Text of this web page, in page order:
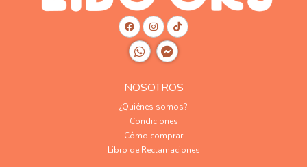
NOSOTROS
¿Quiénes somos?
Condiciones
Cómo comprar
Libro de Reclamaciones